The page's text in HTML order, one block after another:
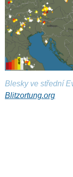
Blesky ve střední
Blitzortung.org